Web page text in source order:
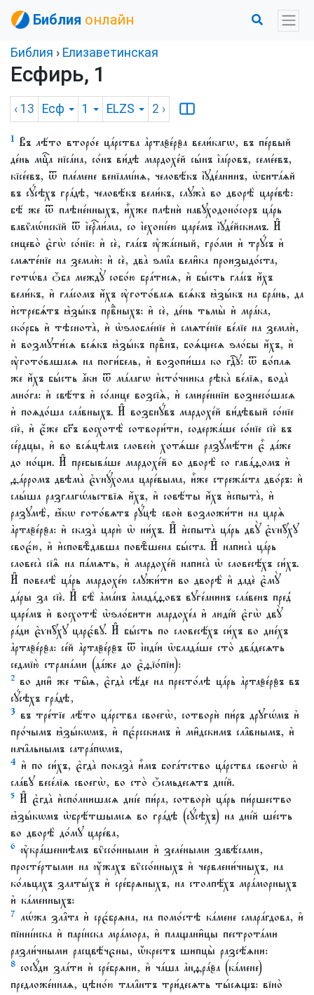
Библия онлайн
Библия › Елизаветинская
Есфирь, 1
‹ 13 Есф 1 ELZS 2 ›
1 Въ лѣ́то второ́е ца́рства а҆ртаѯе́рѯа вели́кагѡ, въ пе́рвый
де́нь мцⷭ҇а нїса́на, со́нъ ви́дѣ мардохе́й сы́нъ і҆аі́ровъ, семе́евъ,
кїсе́евъ, ѿ пле́мене венїамі́нѧ, человѣ́къ і҆ꙋде́анинъ, ѡ҆бита́ѧй
въ сꙋ́сѣхъ гра́дѣ, человѣ́къ вели́къ, слꙋжа̀ во дворѣ̀ царе́вѣ:
бѣ́ же ѿ плѣне́нныхъ, и҆̀хже плѣнѝ навꙋходоно́соръ ца́рь
вавѷлѡ́нскїй ѿ і҆ерⷭ҇ли́ма, со і҆ехоні́ею царе́мъ і҆ꙋде́йскимъ. И҆
сицево̀ є҆гѡ̀ со́нїе: и҆ сѐ, гла́съ ᲂу҆жа́сный, гро́ми и҆ трꙋ́съ и҆
смѧте́нїе на землѝ: и҆ сѐ, два̀ ѕмі̑а вели̑ка произыдо́ста,
готѡ́ва ѻ҆́ба междꙋ̀ собо́ю бра́тисѧ, и҆ бы́сть гла́съ и҆́хъ
вели́къ, и҆ гла́сомъ и҆́хъ ᲂу҆гото́васѧ всѧ́къ ꙗ҆зы́къ на бра́нь, да
и҆стребѧ́тъ ꙗ҆зы́къ првⷣныхъ: и҆ сѐ, де́нь тьмы̀ и҆ мра́ка,
ско́рбь и҆ тѣснота̀, и҆ ѡ҆ѕлобле́нїе и҆ смѧте́нїе ве́лїе на землѝ,
и҆ возмꙋти́сѧ всѧ́къ ꙗ҆зы́къ првⷣнъ, боѧ́щесѧ ѕло́бы и҆́хъ, и҆
ᲂу҆гото́вашасѧ на поги́бель, и҆ возопи́ша ко гдⷭ҇ꙋ: ѿ во́плѧ
же и҆́хъ бы́сть а҆́ки ѿ ма́лагѡ и҆сто́чника рѣка̀ ве́лїѧ, вода̀
мно́га: и҆ свѣ́тъ и҆ со́лнце возсїѧ̀, и҆ смире́ннїи вознесо́шасѧ
и҆ поѧдо́ша сла́вныхъ. И҆ возбнꙋ́въ мардохе́й ви́дѣвый со́нїе
сїѐ, и҆ є҆́же бг҃ъ восхотѣ̀ сотвори́ти, содержа́ше со́нїе сїѐ въ
се́рдцы, и҆ во всѧ́цѣмъ словесѝ хотѧ́ше разꙋмѣ́ти є҆̀ да́же
до но́щи. И҆ пребыва́ше мардохе́й во дворѣ̀ со гава́ѳомъ и҆
ѳа́рромъ двѣма̀ є҆ѵнꙋ́хома царе́выма, и҆̀же стрежа́ста дво́ръ: и҆
слы́ша разглагѡ́льствїѧ и҆́хъ, и҆ совѣ́ты и҆́хъ и҆спыта̀, и҆
разꙋмѣ̀, ꙗ҆́кѡ гото́вѧтъ рꙋ́цѣ своѝ возложи́ти на царѧ̀
а҆ртаѯе́рѯа: и҆ сказа̀ царю̀ ѡ҆ ни́хъ. И҆ и҆спыта̀ ца́рь двꙋ̀ є҆ѵнꙋ̑хꙋ
своє́ю, и҆ и҆сповѣ̑давша повѣ̑шена бы́ста. И҆ написа̀ ца́рь
словеса̀ сїѧ̑ на па́мѧть, и҆ мардохе́й написа̀ ѡ҆ словесѣ́хъ си́хъ.
И҆ повелѣ̀ ца́рь мардохе́ю слꙋжи́ти во дворѣ̀ и҆ дадѐ є҆мꙋ̀
да́ры за сїѐ. И҆ бѣ̀ а҆ма́нъ а҆мада́ѳовъ вꙋге́анинъ сла́венъ пред̾
царе́мъ и҆ восхотѣ̀ ѡ҆ѕло́бити мардохе́а и҆ люді́й є҆гѡ̀ двꙋ̀
ра́ди є҆ѵнꙋ̑хꙋ царє́вꙋ. И҆ бы́сть по словесѣ́хъ си́хъ во дне́хъ
а҆ртаѯе́рѯа: се́й а҆ртаѯе́рѯъ ѿ і҆нді́и ѡ҆блада́ше сто̀ два́десѧть
седмїю̀ страна́ми (да́же до є҆ѳїо́пїи):
2 во дни̑ же ты̑ѧ, є҆гда̀ сѣ́де на престо́лѣ ца́рь а҆ртаѯе́рѯъ въ
сꙋ́сѣхъ гра́дѣ,
3 въ тре́тїе лѣ́то ца́рства своегѡ̀, сотворѝ пи́ръ дрꙋгѡ́мъ и҆
про́чымъ ꙗ҆зы́кѡмъ, и҆ пє́рсскимъ и҆ ми̑дскимъ сла̑внымъ, и҆
нача̑льнымъ сатра́пѡмъ,
4 и҆ по си́хъ, є҆гда̀ показа̀ и҆̀мъ бога́тство ца́рства своегѡ̀ и҆
сла́вꙋ весе́лїѧ своегѡ̀, во сто̀ ѻ҆́смьдесѧтъ дні́й.
5 И҆ є҆гда̀ и҆спо́лнишасѧ дні́е пи́ра, сотворѝ ца́рь пи́ршество
ꙗ҆зы́кѡмъ ѡ҆брѣ́тшымсѧ во гра́дѣ (сꙋ́сѣхъ) на дні́й ше́сть
во дворѣ̀ до́мꙋ царе́ва,
6 ᲂу҆кра́шеннѣмъ вѷссо́нными и҆ зеле́ными завѣ́сами,
просте́ртыми на ᲂу҆́жахъ вѷссо́нныхъ и҆ червлени́чныхъ, на
ко́льцахъ златы́хъ и҆ сре́брѧныхъ, на столпѣ́хъ мра́морныхъ
и҆ ка́менныхъ:
7 лѡ́жа зла̑та и҆ срє́брѧна, на помо́стѣ ка́мене смара́гдова, и҆
пїнні́нска и҆ парі́нска мра́мора, и҆ плащани̑цы пестрота́ми
разли́чными расцвѣ́чєны, ѡ҆́крестъ шипцы̀ разсѣ́ѧни:
8 сосꙋ́ди зла́ти и҆ сре́брѧни, и҆ ча́ша а҆нѳра́ѯа (ка́мене)
предложе́ннаѧ, цѣно́ю тала̑нтъ три́десѧть ты́сѧщъ: вїно̀